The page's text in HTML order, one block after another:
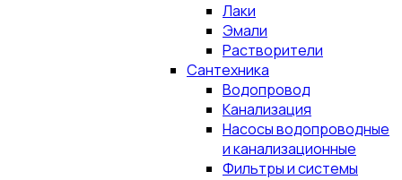
Лаки
Эмали
Растворители
Сантехника
Водопровод
Канализация
Насосы водопроводные
и канализационные
Фильтры и системы